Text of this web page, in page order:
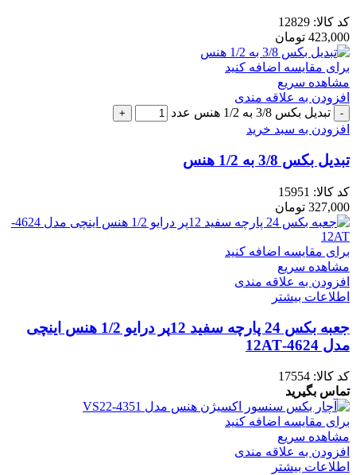
کد کالا: 12829
423,000 تومان
برای مقایسه اضافه کنید
مشاهده سریع
افزودن به علاقه مندی
تبدیل بکس 3/8 به 1/2 هنس عدد
افزودن به سبد خرید
تبدیل بکس 3/8 به 1/2 هنس
کد کالا: 15951
327,000 تومان
برای مقایسه اضافه کنید
مشاهده سریع
افزودن به علاقه مندی
اطلاعات بیشتر
جعبه بکس 24 پارچه سفید 12پر درایو 1/2 هنس اینچی
مدل 4624-12AT
کد کالا: 17554
تماس بگیرید
برای مقایسه اضافه کنید
مشاهده سریع
افزودن به علاقه مندی
اطلاعات بیشتر